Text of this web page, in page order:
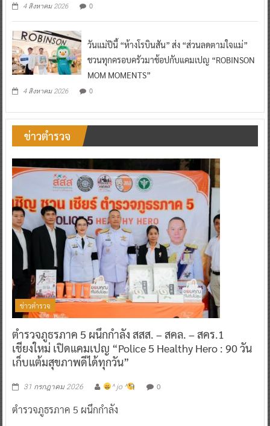
4 สิงหาคม 2026 0
วันแม่ปีนี้ “ห้างโรบินสัน” ส่ง “ส่วนลดตามใจแม่”
ชวนทุกครอบครัวมาช้อปกับแคมเปญ “ROBINSON
MOM MOMENTS”
4 สิงหาคม 2026 0
ข่าวตำรวจ
ข่าวตำรวจ
ตำรวจภูธรภาค 5 ผนึกกำลัง สสส. – สคล. – สคร.1
เชียงใหม่ เปิดแคมเปญ “Police 5 Healthy Hero : 90 วัน
เก็บแต้มสุขภาพดีได้ทุกวัน”
31 กรกฎาคม 2026 ^ jo ^ 0
ตำรวจภูธรภาค 5 ผนึกกำลัง